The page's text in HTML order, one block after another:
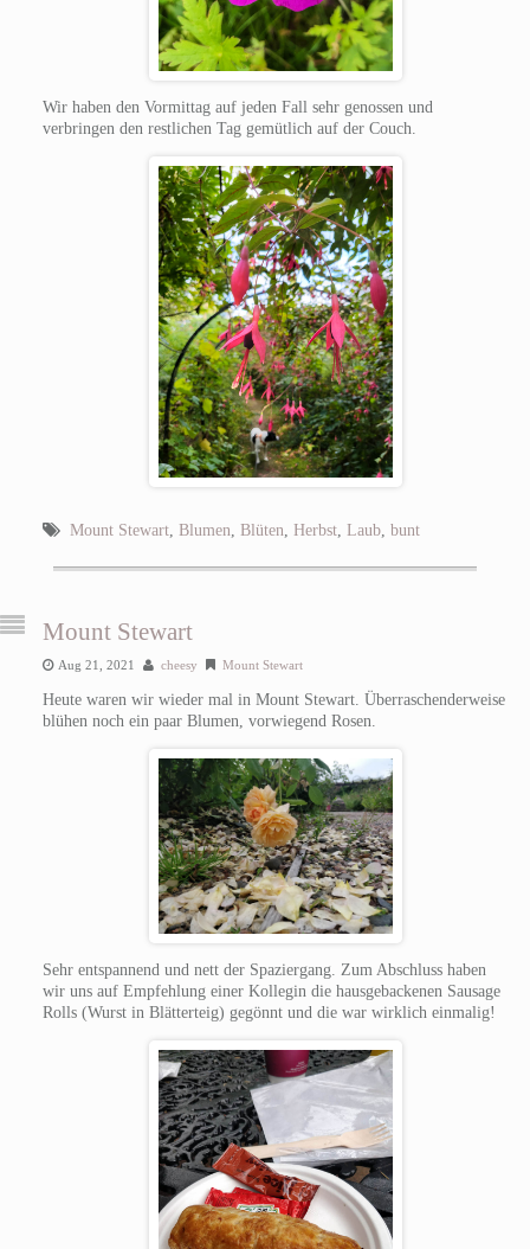
Wir haben den Vormittag auf jeden Fall sehr genossen und
verbringen den restlichen Tag gemütlich auf der Couch.
Mount Stewart, Blumen, Blüten, Herbst, Laub, bunt
Mount Stewart
Aug 21, 2021 cheesy Mount Stewart
Heute waren wir wieder mal in Mount Stewart. Überraschenderweise
blühen noch ein paar Blumen, vorwiegend Rosen.
Sehr entspannend und nett der Spaziergang. Zum Abschluss haben
wir uns auf Empfehlung einer Kollegin die hausgebackenen Sausage
Rolls (Wurst in Blätterteig) gegönnt und die war wirklich einmalig!